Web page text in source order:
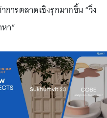
ารตลาดเชิงรุกมากขึ้น “วิ่ง
า”